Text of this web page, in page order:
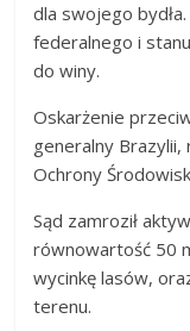
dla swojego
federalnego i
do winy.
Oskarżenie
generalny
Ochrony
Sąd zamroził
równowartość 50
wycinkę lasów,
terenu.